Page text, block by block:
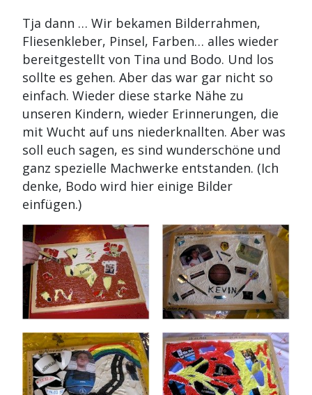
Tja dann … Wir bekamen Bilderrahmen,
Fliesenkleber, Pinsel, Farben… alles wieder
bereitgestellt von Tina und Bodo. Und los
sollte es gehen. Aber das war gar nicht so
einfach. Wieder diese starke Nähe zu
unseren Kindern, wieder Erinnerungen, die
mit Wucht auf uns niederknallten. Aber was
soll euch sagen, es sind wunderschöne und
ganz spezielle Machwerke entstanden. (Ich
denke, Bodo wird hier einige Bilder
einfügen.)